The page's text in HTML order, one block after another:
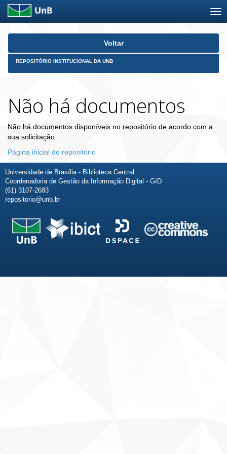
Skip
Voltar
REPOSITÓRIO INSTITUCIONAL DA UNB
Não há documentos
Não há documentos disponíveis no repositório de acordo com a
sua solicitação.
Página inicial do repositório
Universidade de Brasília - Biblioteca Central
Coordenadoria de Gestão da Informação Digital - GID
(61) 3107-2683
repositorio@unb.br